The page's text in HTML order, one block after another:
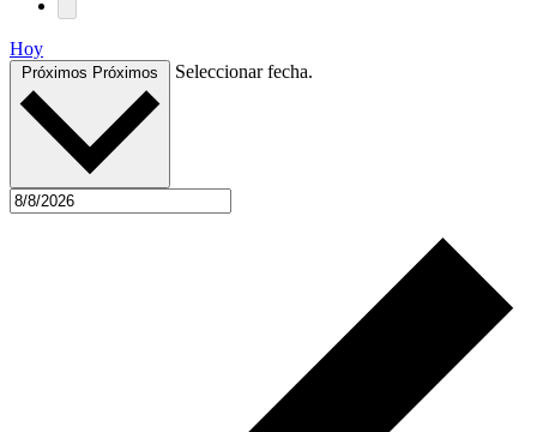
Hoy
Próximos Próximos Seleccionar fecha.